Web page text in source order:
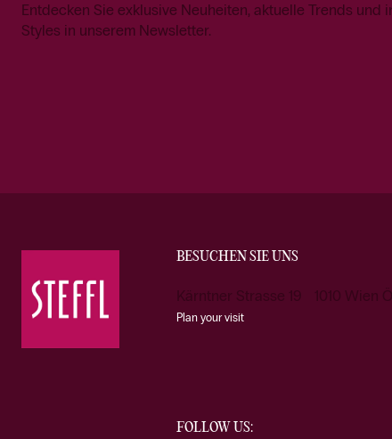
Entdecken Sie exklusive Neuheiten, aktuelle Trends und
Styles in unserem Newsletter.
BESUCHEN SIE UNS
Kärntner Strasse 19 1010 Wien
Plan your visit
FOLLOW US: